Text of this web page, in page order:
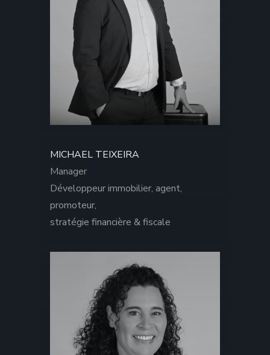
MICHAEL TEIXEIRA
Manager
Développeur immobilier, agent,
promoteur,
stratégie financière & fiscale